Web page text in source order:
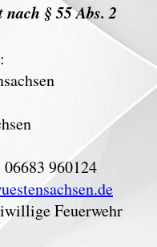
§ 55 Abs. 2
960124
Feuerwehr